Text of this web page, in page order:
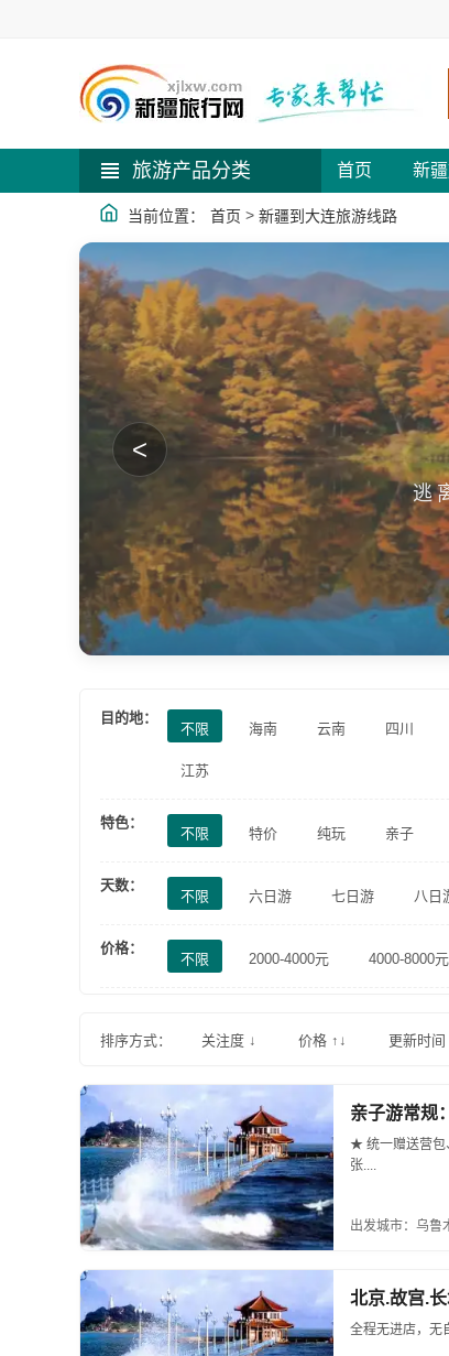
旅游产品分类 首页 新
当前位置： 首页 > 新疆到大连旅游线路
逃
<
目的地：
不限 海南 云南 四川
江苏
特色：
不限 特价 纯玩 亲子
天数：
不限 六日游 七日游 八日
价格：
不限 2000-4000元 4000-8000元
排序方式： 关注度 ↓ 价格 ↑↓ 更新时间
亲子游常规
★ 统一赠送营包
张....
出发城市：乌鲁
北京.故宫.
全程无进店，无